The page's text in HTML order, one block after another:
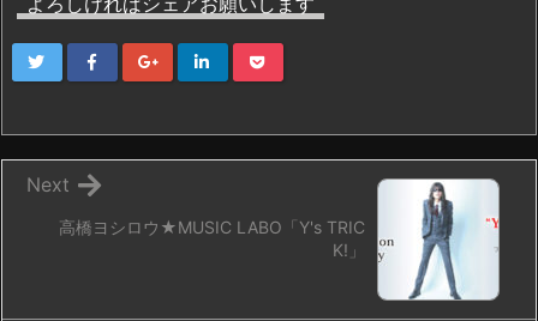
高橋ヨシロウ★MUSIC LABO「Y's TRIC
K!」
Next